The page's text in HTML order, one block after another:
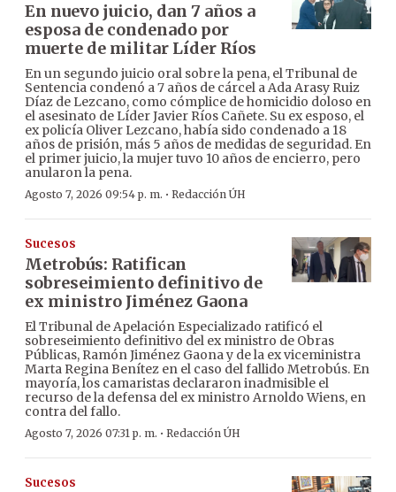
En nuevo juicio, dan 7 años a
esposa de condenado por
muerte de militar Líder Ríos
En un segundo juicio oral sobre la pena, el Tribunal de
Sentencia condenó a 7 años de cárcel a Ada Arasy Ruiz
Díaz de Lezcano, como cómplice de homicidio doloso en
el asesinato de Líder Javier Ríos Cañete. Su ex esposo, el
ex policía Oliver Lezcano, había sido condenado a 18
años de prisión, más 5 años de medidas de seguridad. En
el primer juicio, la mujer tuvo 10 años de encierro, pero
anularon la pena.
Agosto 7, 2026 09:54 p. m. · Redacción ÚH
Sucesos
Metrobús: Ratifican
sobreseimiento definitivo de
ex ministro Jiménez Gaona
El Tribunal de Apelación Especializado ratificó el
sobreseimiento definitivo del ex ministro de Obras
Públicas, Ramón Jiménez Gaona y de la ex viceministra
Marta Regina Benítez en el caso del fallido Metrobús. En
mayoría, los camaristas declararon inadmisible el
recurso de la defensa del ex ministro Arnoldo Wiens, en
contra del fallo.
Agosto 7, 2026 07:31 p. m. · Redacción ÚH
Sucesos